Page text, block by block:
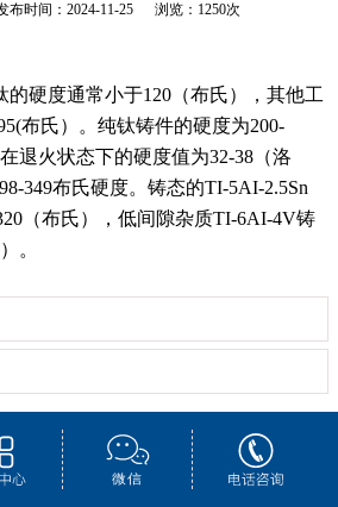
时间：2024-11-25 浏览： 1250次
的硬度通常小于120（布氏），其他工
布氏）。纯钛铸件的硬度为200-
退火状态下的硬度值为32-38（洛
349布氏硬度。铸态的TI-5AI-2.5Sn
（布氏），低间隙杂质TI-6AI-4V铸
。